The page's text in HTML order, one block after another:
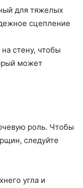
для тяжелых
сцепление
стену, чтобы
может
роль. Чтобы
следуйте
угла и